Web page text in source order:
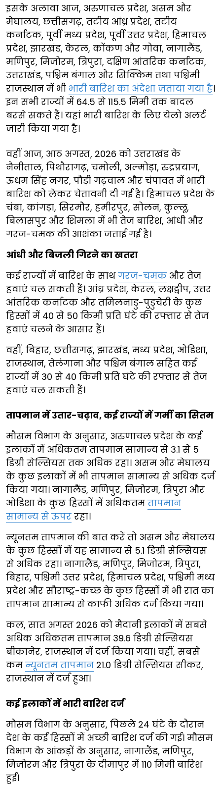
इसके अलावा आज, अरुणाचल प्रदेश, असम और
मेघालय, छत्तीसगढ़, तटीय आंध्र प्रदेश, तटीय
कर्नाटक, पूर्वी मध्य प्रदेश, पूर्वी उत्तर प्रदेश, हिमाचल
प्रदेश, झारखंड, केरल, कोंकण और गोवा, नागालैंड,
मणिपुर, मिजोरम, त्रिपुरा, दक्षिण आंतरिक कर्नाटक,
उत्तराखंड, पश्चिम बंगाल और सिक्किम तथा पश्चिमी
राजस्थान में भी भारी बारिश का अंदेशा जताया गया है।
इन सभी राज्यों में 64.5 से 115.5 मिमी तक बादल
बरसे सकते हैं। यहां भारी बारिश के लिए येलो अलर्ट
जारी किया गया है।
वहीं आज, आठ अगस्त, 2026 को उत्तराखंड के
नैनीताल, पिथौरागढ़, चमोली, अल्मोड़ा, रुद्रप्रयाग,
ऊधम सिंह नगर, पौड़ी गढ़वाल और चंपावत में भारी
बारिश को लेकर चेतावनी दी गई है। हिमाचल प्रदेश के
चंबा, कांगड़ा, सिरमौर, हमीरपुर, सोलन, कुल्लू,
बिलासपुर और शिमला में भी तेज बारिश, आंधी और
गरज-चमक की आशंका जताई गई है।
आंधी और बिजली गिरने का खतरा
कई राज्यों में बारिश के साथगरज-चमक और तेज
हवाएं चल सकती हैं। आंध्र प्रदेश, केरल, लक्षद्वीप, उत्तर
आंतरिक कर्नाटक और तमिलनाडु-पुडुचेरी के कुछ
हिस्सों में 40 से 50 किमी प्रति घंटे की रफ्तार से तेज
हवाएं चलने के आसार हैं।
वहीं, बिहार, छत्तीसगढ़, झारखंड, मध्य प्रदेश, ओडिशा,
राजस्थान, तेलंगाना और पश्चिम बंगाल सहित कई
राज्यों में 30 से 40 किमी प्रति घंटे की रफ्तार से तेज
हवाएं चल सकती हैं।
तापमान में उतार-चढ़ाव, कई राज्यों में गर्मी का सितम
मौसम विभाग के अनुसार, अरुणाचल प्रदेश के कई
इलाकों में अधिकतम तापमान सामान्य से 3.1 से 5
डिग्री सेल्सियस तक अधिक रहा। असम और मेघालय
के कुछ इलाकों में भी तापमान सामान्य से अधिक दर्ज
किया गया। नागालैंड, मणिपुर, मिजोरम, त्रिपुरा और
ओडिशा के कुछ हिस्सों में अधिकतम तापमान
सामान्य से ऊपर रहा।
न्यूनतम तापमान की बात करें तो असम और मेघालय
के कुछ हिस्सों में यह सामान्य से 5.1 डिग्री सेल्सियस
से अधिक रहा। नागालैंड, मणिपुर, मिजोरम, त्रिपुरा,
बिहार, पश्चिमी उत्तर प्रदेश, हिमाचल प्रदेश, पश्चिमी मध्य
प्रदेश और सौराष्ट्र-कच्छ के कुछ हिस्सों में भी रात का
तापमान सामान्य से काफी अधिक दर्ज किया गया।
कल, सात अगस्त 2026 को मैदानी इलाकों में सबसे
अधिक अधिकतम तापमान 39.6 डिग्री सेल्सियस
बीकानेर, राजस्थान में दर्ज किया गया। वहीं, सबसे
कम न्यूनतम तापमान 21.0 डिग्री सेल्सियस सीकर,
राजस्थान में दर्ज हुआ।
कई इलाकों में भारी बारिश दर्ज
मौसम विभाग के अनुसार, पिछले 24 घंटे के दौरान
देश के कई हिस्सों में अच्छी बारिश दर्ज की गई। मौसम
विभाग के आंकड़ों के अनुसार, नागालैंड, मणिपुर,
मिजोरम और त्रिपुरा के दीमापुर में 110 मिमी बारिश
हुई।